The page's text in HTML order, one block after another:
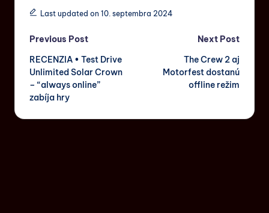
Last updated on 10. septembra 2024
Previous Post
RECENZIA • Test Drive
Unlimited Solar Crown
– “always online”
zabíja hry
Next Post
The Crew 2 aj
Motorfest dostanú
offline režim